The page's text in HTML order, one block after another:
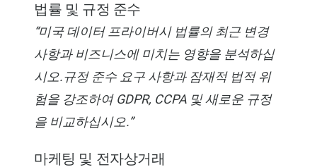
법률 및 규정 준수
“미국 데이터 프라이버시 법률의 최근 변경
사항과 비즈니스에 미치는 영향을 분석하십
시오.규정 준수 요구 사항과 잠재적 법적 위
험을 강조하여 GDPR, CCPA 및 새로운 규정
을 비교하십시오.”
마케팅 및 전자상거래